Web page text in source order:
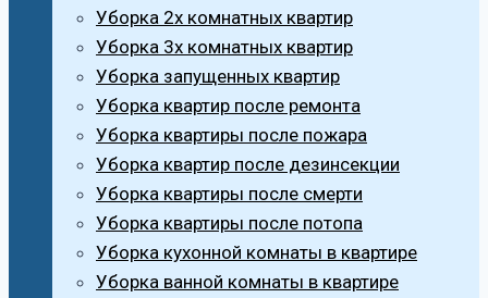
Уборка 2х комнатных квартир
Уборка 3х комнатных квартир
Уборка запущенных квартир
Уборка квартир после ремонта
Уборка квартиры после пожара
Уборка квартир после дезинсекции
Уборка квартиры после смерти
Уборка квартиры после потопа
Уборка кухонной комнаты в квартире
Уборка ванной комнаты в квартире